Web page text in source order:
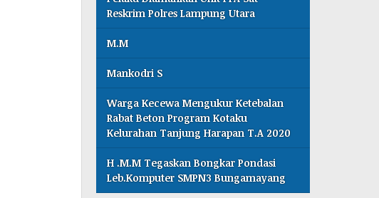
Reskrim Polres Lampung Utara
M.M
Mankodri S
Warga Kecewa Mengukur Ketebalan
Rabat Beton Program Kotaku
Kelurahan Tanjung Harapan T.A 2020
H .M.M Tegaskan Bongkar Pondasi
Leb.Komputer SMPN3 Bungamayang